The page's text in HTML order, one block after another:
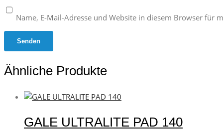
Name, E-Mail-Adresse und Website in diesem Browser für
Ähnliche Produkte
GALE ULTRALITE PAD 140